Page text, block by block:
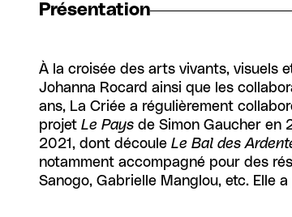
Présentation
À la croisée des arts vivants, visuels
Johanna Rocard ainsi que les
ans, La Criée a régulièrement
projet Le Pays de Simon Gaucher en
2021, dont découle Le Bal des
notamment accompagné pour des
Sanogo, Gabrielle Manglou, etc. Elle